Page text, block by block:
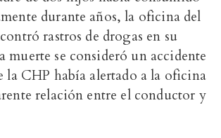
durante años, la oficina del
rastros de drogas en su
muerte se consideró un accidente
la CHP había alertado a la oficina
relación entre el conductor y